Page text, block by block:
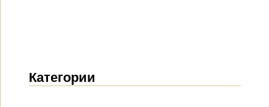
Категории